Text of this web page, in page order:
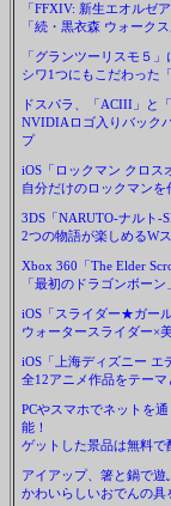
「FFXIV: 新生エオルゼ
「続・黒衣森 ウォーク
「グランツーリスモ５
シワ1つにもこだわった
ドスパラ、「ACIII」と
NVIDIAロゴ入りバック
プ
iOS「ロックマン クロス
自分だけのロックマンを
3DS「NARUTO-ナルト-
2つの物語が楽しめるW
Xbox 360「The Elder
「最初のドラゴンボー
iOS「スライダー★ガー
ウォータースライダー×
iOS「上海ディズニー エ
全12アニメ作品をテー
PCやスマホでネットを
能！
ゲットした景品は無料で
アイアップ、箸と鍋で
かわいらしいおでんの具